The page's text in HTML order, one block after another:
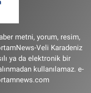
metni, yorum, resim,
Veli Karadeniz
ya da elektronik bir
kullanılamaz. e-